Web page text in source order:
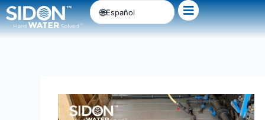
Ir
al
contenido
Español